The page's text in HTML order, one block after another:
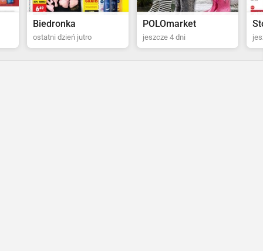
POLOmarket
jeszcze 4 dni jeszcze 5 dni za